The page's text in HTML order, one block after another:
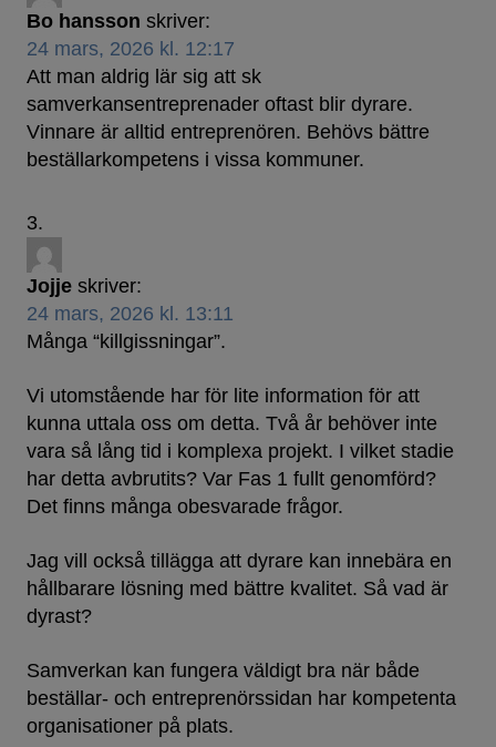
Bo hansson skriver:
24 mars, 2026 kl. 12:17
Att man aldrig lär sig att sk
samverkansentreprenader oftast blir dyrare.
Vinnare är alltid entreprenören. Behövs bättre
beställarkompetens i vissa kommuner.
Jojje skriver:
24 mars, 2026 kl. 13:11
Många “killgissningar”.
Vi utomstående har för lite information för att
kunna uttala oss om detta. Två år behöver inte
vara så lång tid i komplexa projekt. I vilket stadie
har detta avbrutits? Var Fas 1 fullt genomförd?
Det finns många obesvarade frågor.
Jag vill också tillägga att dyrare kan innebära en
hållbarare lösning med bättre kvalitet. Så vad är
dyrast?
Samverkan kan fungera väldigt bra när både
beställar- och entreprenörssidan har kompetenta
organisationer på plats.